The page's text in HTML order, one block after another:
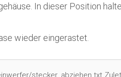
In dieser Position
wieder eingerastet.
stecker_abziehen.txt